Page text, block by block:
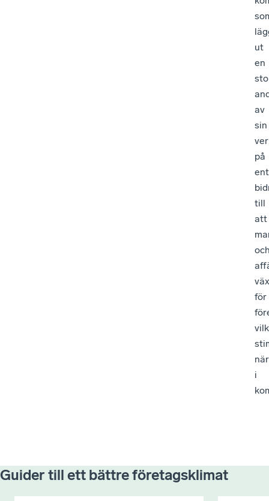
ut
en
av
sin
på
till
att
för
i
Guider till ett bättre företagsklimat